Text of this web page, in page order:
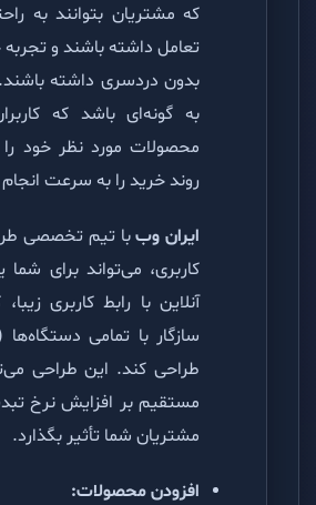
که مشتریان بتوانند به
تعامل داشته باشند و
بدون دردسری داشته
به گونه‌ای باشد که
محصولات مورد نظر خود را
روند خرید را به سرعت
ایران وببا تیم تخصصی
کاربری، می‌تواند برای
آنلاین با رابط کاربری
سازگار با تمامی دستگاه‌ها
طراحی کند. این طراحی
مستقیم بر افزایش نرخ
مشتریان شما تأثیر بگذارد.
افزودن محصولات: